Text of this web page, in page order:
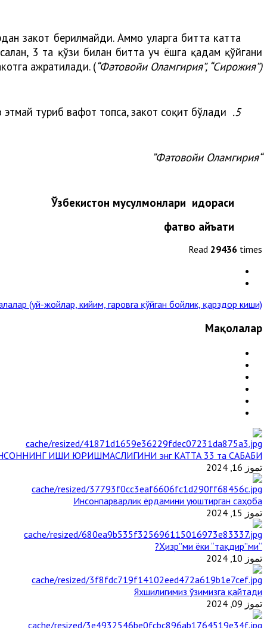
закот берилмайди. Аммо уларга битта катта
3 та қўзи билан битта уч ёшга қадам қўйгани
ажратилади. (“Фатовойи Оламгирия”, “Сирожия”)
5.
туриб вафот топса, закот соқит бўлади.
“Фатовойи Оламгирия”
Ўзбекистон мусулмонлари идораси
фатво ҳайъати
Read 29436 times
(уй-жойлар, кийим, гаровга қўйган бойлик, қарздор киши) »
Мақолалар
ИШИ ЮРИШМАСЛИГИНИ энг КАТТА 33 та САБАБИ
تموز 16, 2024
Инсонпарварлик ёрдамини уюштирган саҳоба
تموز 15, 2024
“Ҳизр”ми ёки “тақдир”ми?
تموز 10, 2024
Яхшилигимиз ўзимизга қайтади
تموز 09, 2024